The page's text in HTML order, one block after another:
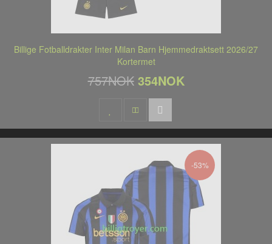
Billige Fotballdrakter Inter Milan Barn Hjemmedraktsett 2026/27
Kortermet
757NOK 354NOK
-53%